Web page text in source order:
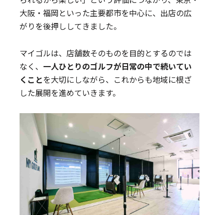
大阪・福岡といった主要都市を中心に、出店の広
がりを後押ししてきました。
マイゴルは、店舗数そのものを目的とするのでは
なく、 一人ひとりのゴルフが日常の中で続いてい
くことを大切にしながら、これからも地域に根ざ
した展開を進めていきます。